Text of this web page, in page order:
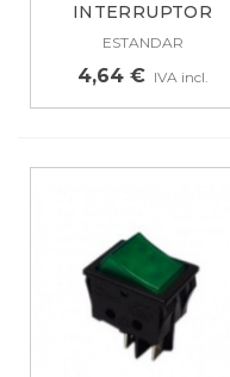
INTERRUPTOR
BIPOLAR VERDE 16A
ESTANDAR
4,64 € IVA incl.